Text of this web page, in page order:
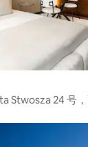
Stwosza 24 号